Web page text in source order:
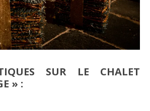
SUR LE CHALET
» :